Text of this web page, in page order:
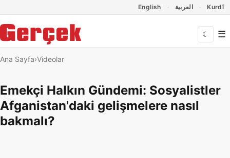
English العربية Kurdî
☾ ☰
Ana Sayfa Videolar
Emekçi Halkın Gündemi: Sosyalistler
Afganistan'daki gelişmelere nasıl
bakmalı?